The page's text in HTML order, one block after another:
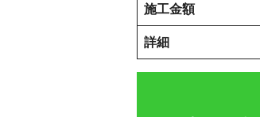
施工金額
詳細